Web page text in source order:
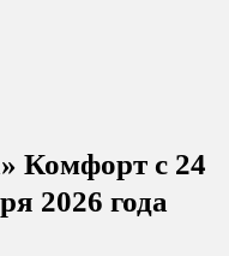
Комфорт с 24
2026 года